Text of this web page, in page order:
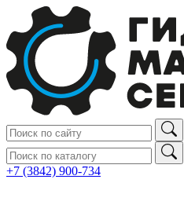
+7 (3842) 900‑734